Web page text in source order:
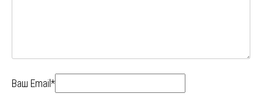
Ваш Email*